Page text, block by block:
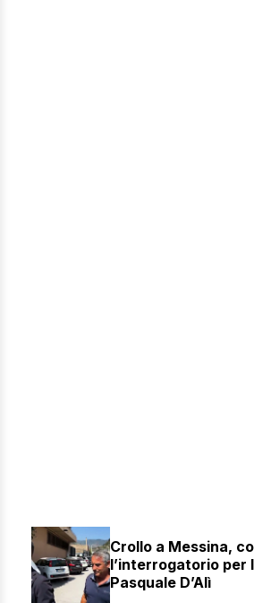
Crollo a Messina,
l’interrogatorio per
Pasquale D’Alì